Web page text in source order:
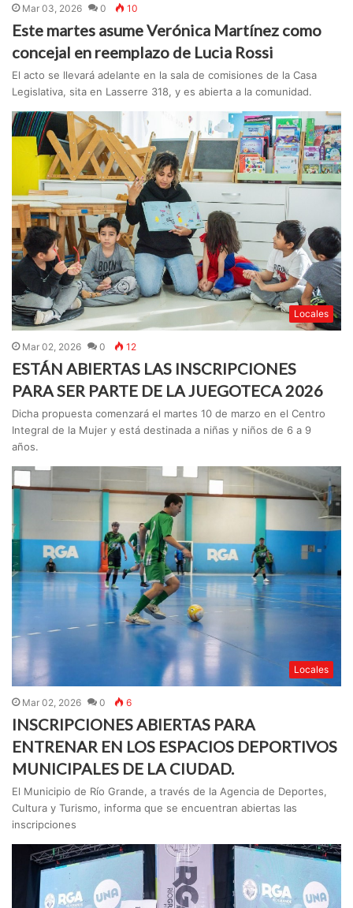
Mar 03, 2026 0 10
Este martes asume Verónica Martínez como
concejal en reemplazo de Lucia Rossi
El acto se llevará adelante en la sala de comisiones de la Casa
Legislativa, sita en Lasserre 318, y es abierta a la comunidad.
Locales
Mar 02, 2026 0 12
ESTÁN ABIERTAS LAS INSCRIPCIONES
PARA SER PARTE DE LA JUEGOTECA 2026
Dicha propuesta comenzará el martes 10 de marzo en el Centro
Integral de la Mujer y está destinada a niñas y niños de 6 a 9
años.
Locales
Mar 02, 2026 0 6
INSCRIPCIONES ABIERTAS PARA
ENTRENAR EN LOS ESPACIOS DEPORTIVOS
MUNICIPALES DE LA CIUDAD.
El Municipio de Río Grande, a través de la Agencia de Deportes,
Cultura y Turismo, informa que se encuentran abiertas las
inscripciones